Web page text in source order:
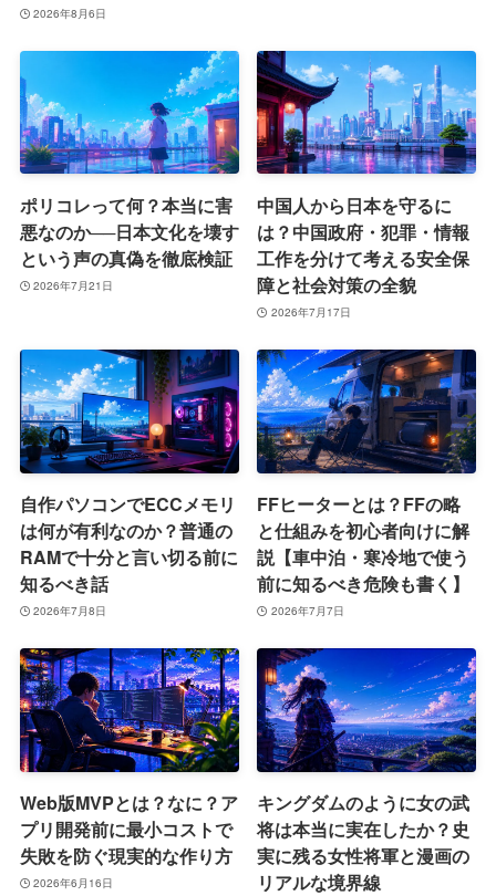
2026年8月6日
ポリコレって何？本当に害
悪なのか──日本文化を壊す
という声の真偽を徹底検証
2026年7月21日
中国人から日本を守るに
は？中国政府・犯罪・情報
工作を分けて考える安全保
障と社会対策の全貌
2026年7月17日
自作パソコンでECCメモリ
は何が有利なのか？普通の
RAMで十分と言い切る前に
知るべき話
2026年7月8日
FFヒーターとは？FFの略
と仕組みを初心者向けに解
説【車中泊・寒冷地で使う
前に知るべき危険も書く】
2026年7月7日
Web版MVPとは？なに？ア
プリ開発前に最小コストで
失敗を防ぐ現実的な作り方
2026年6月16日
キングダムのように女の武
将は本当に実在したか？史
実に残る女性将軍と漫画の
リアルな境界線